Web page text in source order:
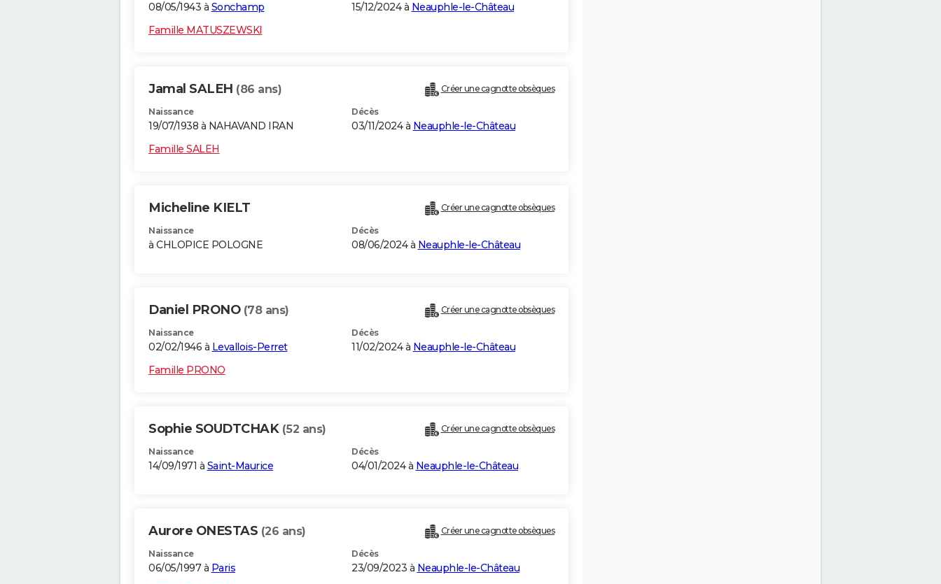
08/05/1943 à Sonchamp 15/12/2024 à Neauphle-le-Château
Famille MATUSZEWSKI
Jamal SALEH (86 ans) Créer une cagnotte obsèques
Naissance
19/07/1938 à NAHAVAND IRAN
Décès
03/11/2024 à Neauphle-le-Château
Famille SALEH
Micheline KIELT Créer une cagnotte obsèques
Naissance
à CHLOPICE POLOGNE
Décès
08/06/2024 à Neauphle-le-Château
Daniel PRONO (78 ans) Créer une cagnotte obsèques
Naissance
02/02/1946 à Levallois-Perret
Décès
11/02/2024 à Neauphle-le-Château
Famille PRONO
Sophie SOUDTCHAK (52 ans) Créer une cagnotte obsèques
Naissance
14/09/1971 à Saint-Maurice
Décès
04/01/2024 à Neauphle-le-Château
Aurore ONESTAS (26 ans) Créer une cagnotte obsèques
Naissance
06/05/1997 à Paris
Décès
23/09/2023 à Neauphle-le-Château